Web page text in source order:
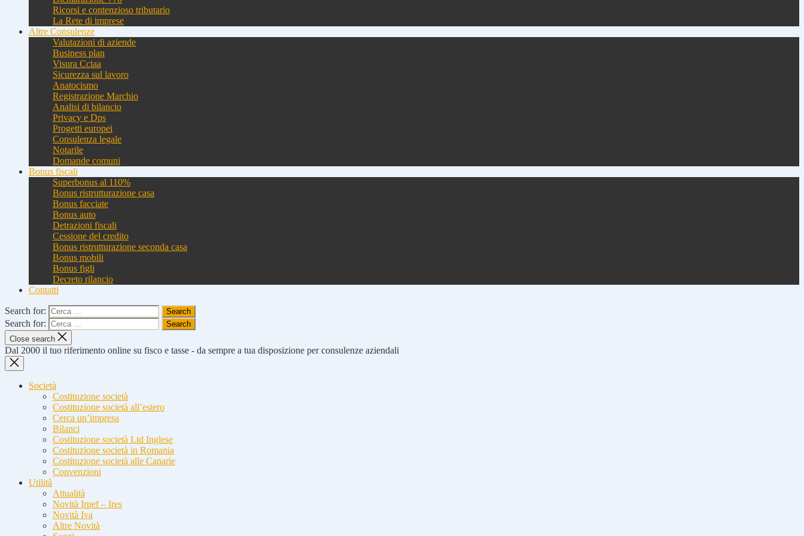
Ricorsi e contenzioso tributario
La Rete di imprese
Altre Consulenze
Valutazioni di aziende
Business plan
Visura Cciaa
Sicurezza sul lavoro
Anatocismo
Registrazione Marchio
Analisi di bilancio
Privacy e Dps
Progetti europei
Consulenza legale
Notarile
Domande comuni
Bonus fiscali
Superbonus al 110%
Bonus ristrutturazione casa
Bonus facciate
Bonus auto
Detrazioni fiscali
Cessione del credito
Bonus ristrutturazione seconda casa
Bonus mobili
Bonus figli
Decreto rilancio
Contatti
Search for:
Search for:
Close search
Dal 2000 il tuo riferimento online su fisco e tasse - da sempre a tua disposizione per consulenze aziendali
Società
Costituzione società
Costituzione società all’estero
Cerca un’impresa
Bilanci
Costituzione società Ltd Inglese
Costituzione società in Romania
Costituzione società alle Canarie
Convenzioni
Utilità
Attualità
Novità Irpef – Ires
Novità Iva
Altre Novità